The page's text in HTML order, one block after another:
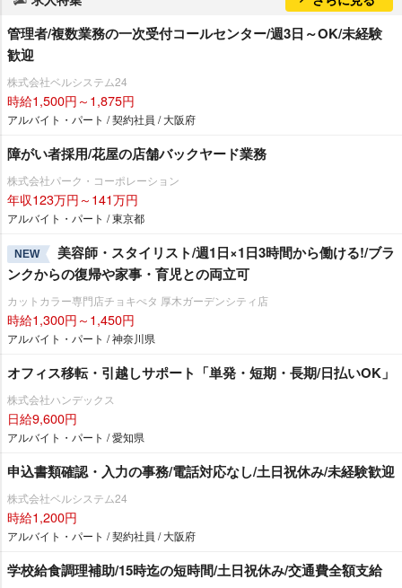
管理者/複数業務の一次受付コールセンター/週3日～OK/未経験
歓迎
株式会社ベルシステム24
時給1,500円～1,875円
アルバイト・パート / 契約社員 / 大阪府
障がい者採用/花屋の店舗バックヤード業務
株式会社パーク・コーポレーション
年収123万円～141万円
アルバイト・パート / 東京都
NEW
美容師・スタイリスト/週1日×1日3時間から働ける!/ブラ
ンクからの復帰や家事・育児との両立可
カットカラー専門店チョキぺタ 厚木ガーデンシティ店
時給1,300円～1,450円
アルバイト・パート / 神奈川県
オフィス移転・引越しサポート「単発・短期・長期/日払いOK」
株式会社ハンデックス
日給9,600円
アルバイト・パート / 愛知県
申込書類確認・入力の事務/電話対応なし/土日祝休み/未経験歓迎
株式会社ベルシステム24
時給1,200円
アルバイト・パート / 契約社員 / 大阪府
学校給食調理補助/15時迄の短時間/土日祝休み/交通費全額支給